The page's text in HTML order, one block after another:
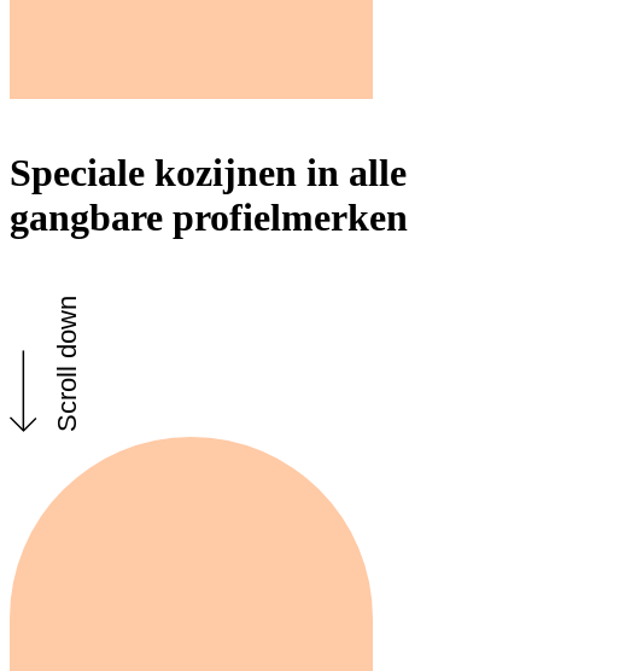
Speciale kozijnen in alle
gangbare profielmerken
Scroll down